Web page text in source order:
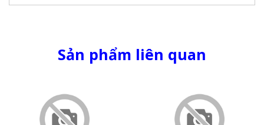
Sản phẩm liên quan